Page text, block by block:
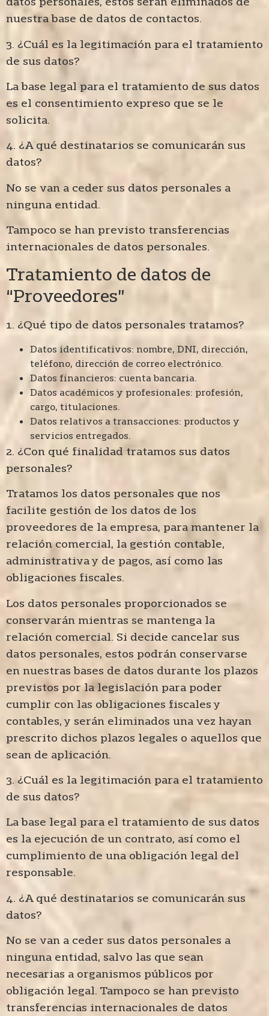
nuestra base de datos de contactos.
3. ¿Cuál es la legitimación para el tratamiento
de sus datos?
La base legal para el tratamiento de sus datos
es el consentimiento expreso que se le
solicita.
4. ¿A qué destinatarios se comunicarán sus
datos?
No se van a ceder sus datos personales a
ninguna entidad.
Tampoco se han previsto transferencias
internacionales de datos personales.
Tratamiento de datos de
“Proveedores”
1. ¿Qué tipo de datos personales tratamos?
Datos identificativos: nombre, DNI, dirección,
teléfono, dirección de correo electrónico.
Datos financieros: cuenta bancaria.
Datos académicos y profesionales: profesión,
cargo, titulaciones.
Datos relativos a transacciones: productos y
servicios entregados.
2. ¿Con qué finalidad tratamos sus datos
personales?
Tratamos los datos personales que nos
facilite gestión de los datos de los
proveedores de la empresa, para mantener la
relación comercial, la gestión contable,
administrativa y de pagos, así como las
obligaciones fiscales.
Los datos personales proporcionados se
conservarán mientras se mantenga la
relación comercial. Si decide cancelar sus
datos personales, estos podrán conservarse
en nuestras bases de datos durante los plazos
previstos por la legislación para poder
cumplir con las obligaciones fiscales y
contables, y serán eliminados una vez hayan
prescrito dichos plazos legales o aquellos que
sean de aplicación.
3. ¿Cuál es la legitimación para el tratamiento
de sus datos?
La base legal para el tratamiento de sus datos
es la ejecución de un contrato, así como el
cumplimiento de una obligación legal del
responsable.
4. ¿A qué destinatarios se comunicarán sus
datos?
No se van a ceder sus datos personales a
ninguna entidad, salvo las que sean
necesarias a organismos públicos por
obligación legal. Tampoco se han previsto
transferencias internacionales de datos